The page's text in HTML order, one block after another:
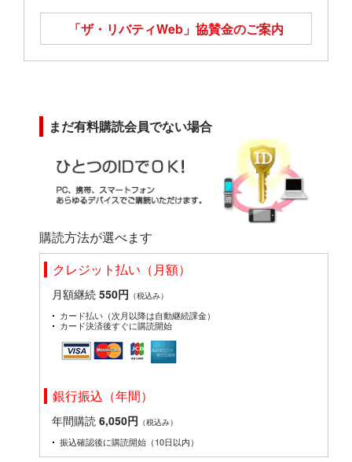
「ザ・リバティWeb」 協賛金のご案内
まだ有料購読会員でない場合
購読方法が選べます
クレジット払い（月額）
月額継続 550円 （税込み）
カード払い（次月以降は自動継続課金）
カード決済後すぐに購読開始
銀行振込（年間）
年間購読 6,050円 （税込み）
振込確認後に購読開始（10日以内）